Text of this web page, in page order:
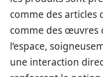
comme des articles
comme des œuvres
l’espace,
une interaction